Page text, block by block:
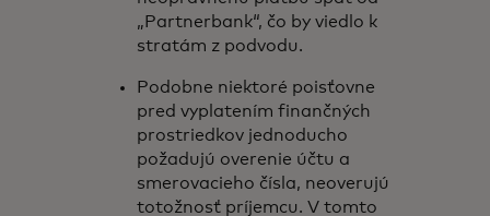
„Partnerbank“, čo by viedlo k
stratám z podvodu.
Podobne niektoré poisťovne
pred vyplatením finančných
prostriedkov jednoducho
požadujú overenie účtu a
smerovacieho čísla, neoverujú
totožnosť príjemcu. V tomto